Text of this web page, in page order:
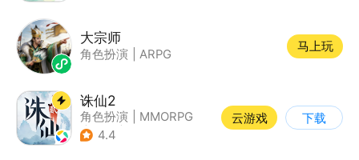
大宗师
角色扮演 ARPG
马上玩
诛仙2
角色扮演
MMORPG
| 仙侠
4.4
云游戏 下载